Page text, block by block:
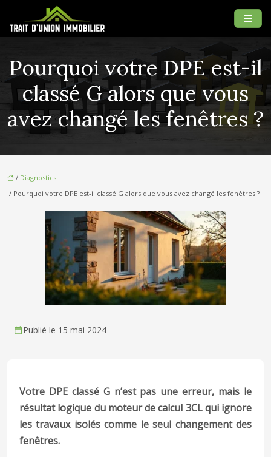
Pourquoi votre DPE est-il
classé G alors que vous
avez changé les fenêtres ?
/ Diagnostics
/ Pourquoi votre DPE est-il classé G alors que vous avez changé les fenêtres ?
Publié le 15 mai 2024
Votre DPE classé G n’est pas une erreur, mais le
résultat logique du moteur de calcul 3CL qui ignore
les travaux isolés comme le seul changement des
fenêtres.